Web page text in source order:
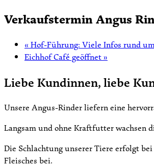
Verkaufstermin Angus
« Hof-Führung: Viele Infos rund
Eichhof Café geöffnet»
Liebe Kundinnen, liebe
Unsere Angus-Rinder liefern eine
Langsam und ohne Kraftfutter wachsen
Die Schlachtung unserer Tiere erfolgt
Fleisches bei.